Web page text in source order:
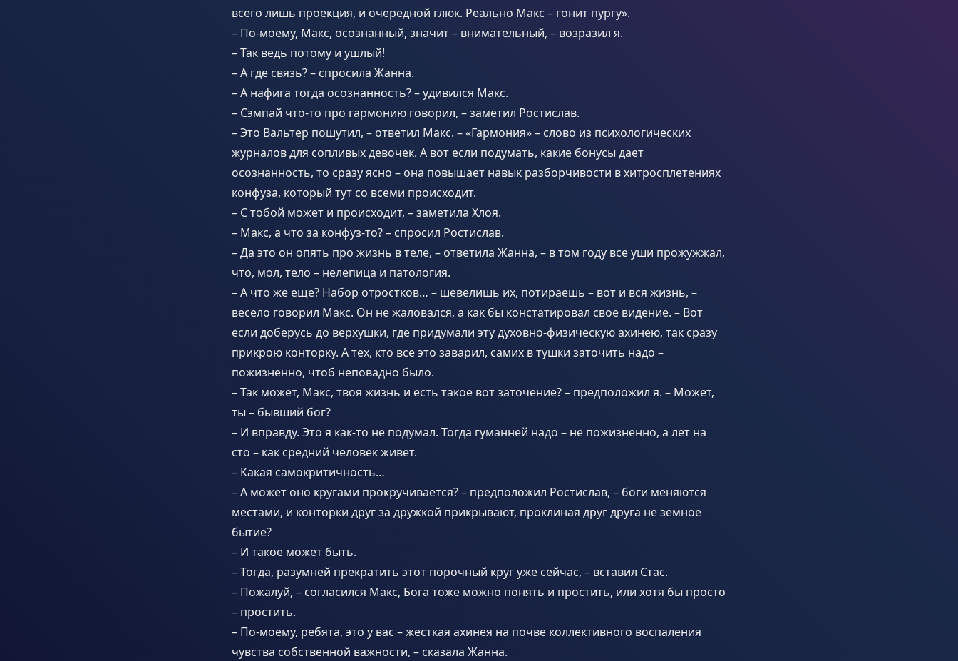
всего лишь проекция, и очередной глюк. Реально Макс – гонит пургу».
– По-моему, Макс, осознанный, значит – внимательный, – возразил я.
– Так ведь потому и ушлый!
– А где связь? – спросила Жанна.
– А нафига тогда осознанность? – удивился Макс.
– Сэмпай что-то про гармонию говорил, – заметил Ростислав.
– Это Вальтер пошутил, – ответил Макс. – «Гармония» – слово из психологических
журналов для сопливых девочек. А вот если подумать, какие бонусы дает
осознанность, то сразу ясно – она повышает навык разборчивости в хитросплетениях
конфуза, который тут со всеми происходит.
– С тобой может и происходит, – заметила Хлоя.
– Макс, а что за конфуз-то? – спросил Ростислав.
– Да это он опять про жизнь в теле, – ответила Жанна, – в том году все уши прожужжал,
что, мол, тело – нелепица и патология.
– А что же еще? Набор отростков… – шевелишь их, потираешь – вот и вся жизнь, –
весело говорил Макс. Он не жаловался, а как бы констатировал свое видение. – Вот
если доберусь до верхушки, где придумали эту духовно-физическую ахинею, так сразу
прикрою конторку. А тех, кто все это заварил, самих в тушки заточить надо –
пожизненно, чтоб неповадно было.
– Так может, Макс, твоя жизнь и есть такое вот заточение? – предположил я. – Может,
ты – бывший бог?
– И вправду. Это я как-то не подумал. Тогда гуманней надо – не пожизненно, а лет на
сто – как средний человек живет.
– Какая самокритичность…
– А может оно кругами прокручивается? – предположил Ростислав, – боги меняются
местами, и конторки друг за дружкой прикрывают, проклиная друг друга не земное
бытие?
– И такое может быть.
– Тогда, разумней прекратить этот порочный круг уже сейчас, – вставил Стас.
– Пожалуй, – согласился Макс, Бога тоже можно понять и простить, или хотя бы просто
– простить.
– По-моему, ребята, это у вас – жесткая ахинея на почве коллективного воспаления
чувства собственной важности, – сказала Жанна.